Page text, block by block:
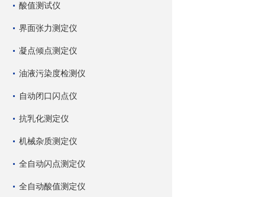
酸值测试仪
界面张力测定仪
凝点倾点测定仪
油液污染度检测仪
自动闭口闪点仪
抗乳化测定仪
机械杂质测定仪
全自动闪点测定仪
全自动酸值测定仪